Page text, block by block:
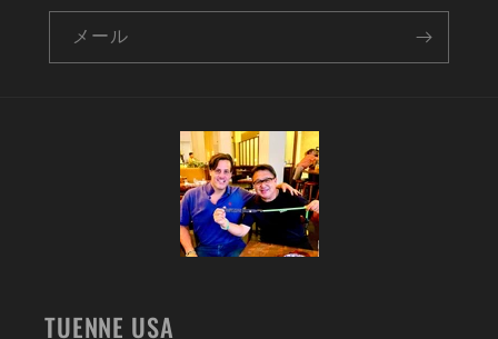
メール
TUENNE USA